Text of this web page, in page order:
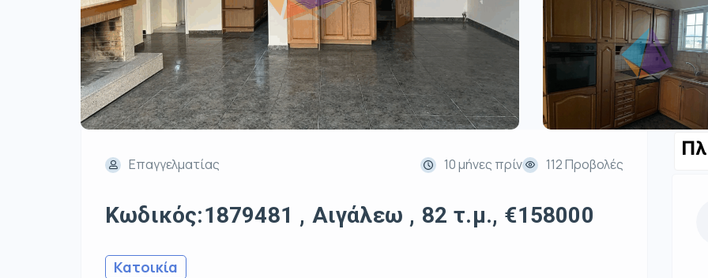
Επαγγελματίας 10 μήνες πρίν 112 Προβολές
Κωδικός:1879481 , Αιγάλεω , 82 τ.μ., €158000
Κατοικία